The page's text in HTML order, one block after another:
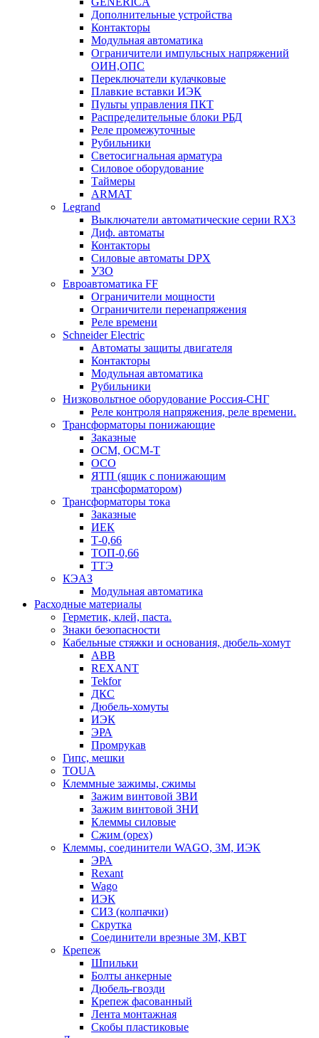
Дополнительные устройства
Контакторы
Модульная автоматика
Ограничители импульсных напряжений
ОИН,ОПС
Переключатели кулачковые
Плавкие вставки ИЭК
Пульты управления ПКТ
Распределительные блоки РБД
Реле промежуточные
Рубильники
Светосигнальная арматура
Силовое оборудование
Таймеры
ARMAT
Legrand
Выключатели автоматические серии RX3
Диф. автоматы
Контакторы
Силовые автоматы DPX
УЗО
Евроавтоматика FF
Ограничители мощности
Ограничители перенапряжения
Реле времени
Schneider Electric
Автоматы защиты двигателя
Контакторы
Модульная автоматика
Рубильники
Низковольтное оборудование Россия-СНГ
Реле контроля напряжения, реле времени.
Трансформаторы понижающие
Заказные
ОСМ, ОСМ-Т
ОСО
ЯТП (ящик с понижающим
трансформатором)
Трансформаторы тока
Заказные
ИЕК
Т-0,66
ТОП-0,66
ТТЭ
КЭАЗ
Модульная автоматика
Расходные материалы
Герметик, клей, паста.
Знаки безопасности
Кабельные стяжки и основания, дюбель-хомут
ABB
REXANT
Tekfor
ДКС
Дюбель-хомуты
ИЭК
ЭРА
Промрукав
Гипс, мешки
TOUA
Клеммные зажимы, сжимы
Зажим винтовой ЗВИ
Зажим винтовой ЗНИ
Клеммы силовые
Сжим (орех)
Клеммы, соединители WAGO, 3M, ИЭК
ЭРА
Rexant
Wago
ИЭК
СИЗ (колпачки)
Скрутка
Соединители врезные 3M, КВТ
Крепеж
Шпильки
Болты анкерные
Дюбель-гвозди
Крепеж фасованный
Лента монтажная
Скобы пластиковые